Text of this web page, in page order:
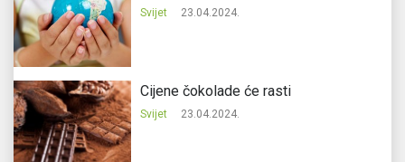
Svijet 23.04.2024.
Cijene čokolade će rasti
Svijet 23.04.2024.